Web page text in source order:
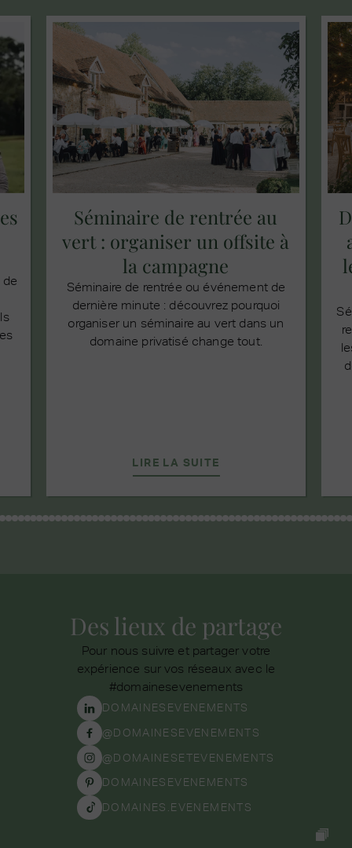
de
Séminaire de rentrée au
vert : organiser un offsite à
la campagne
Séminaire de rentrée ou événement de
dernière minute : découvrez pourquoi
organiser un séminaire au vert dans un
domaine privatisé change tout.
LIRE LA SUITE
Des lieux de partage
Pour nous suivre et partager votre
expérience sur vos réseaux avec le
#domainesevenements
DOMAINESEVENEMENTS
@DOMAINESEVENEMENTS
@DOMAINESETEVENEMENTS
DOMAINESEVENEMENTS
DOMAINES.EVENEMENTS